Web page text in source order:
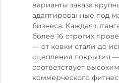
варианты заказа
адаптированные под
бизнеса. Каждая
более 16 строгих
— от ковки стали до
сцепления покрытия
соответствует
коммерческого